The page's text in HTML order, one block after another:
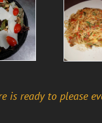
is ready to please